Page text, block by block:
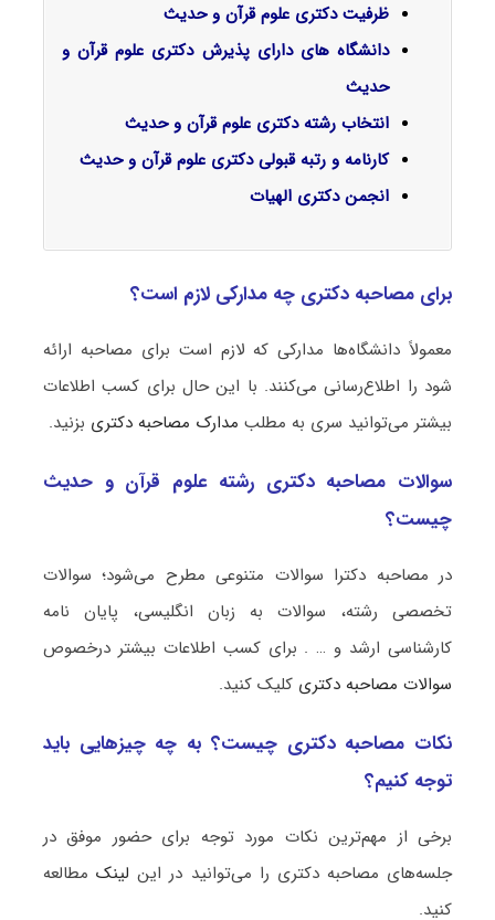
ظرفیت دکتری علوم قرآن و حدیث
دانشگاه های دارای پذیرش دکتری علوم قرآن و
حدیث
انتخاب رشته دکتری علوم قرآن و حدیث
کارنامه و رتبه قبولی دکتری علوم قرآن و حدیث
انجمن دکتری الهیات
برای مصاحبه دکتری چه مدارکی لازم است؟
معمولاً دانشگاه‌ها مدارکی که لازم است برای مصاحبه ارائه
شود را اطلاع‌رسانی می‌کنند. با این حال برای کسب اطلاعات
بیشتر می‌توانید سری به مطلب مدارک مصاحبه دکتری بزنید.
سوالات مصاحبه دکتری رشته علوم قرآن و حدیث
چیست؟
در مصاحبه دکترا سوالات متنوعی مطرح می‌شود؛ سوالات
تخصصی رشته، سوالات به زبان انگلیسی، پایان نامه
کارشناسی ارشد و … . برای کسب اطلاعات بیشتر درخصوص
سوالات مصاحبه دکتری کلیک کنید.
نکات مصاحبه دکتری چیست؟ به چه چیزهایی باید
توجه کنیم؟
برخی از مهم‌ترین نکات مورد توجه برای حضور موفق در
جلسه‌های مصاحبه دکتری را می‌توانید در این لینکمطالعه
کنید.